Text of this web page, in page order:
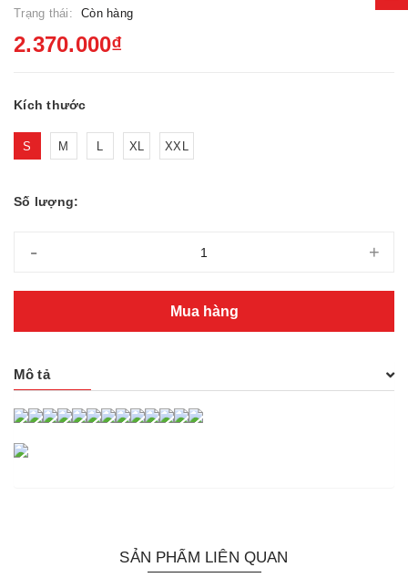
Trạng thái: Còn hàng
2.370.000₫
Kích thước
S M L XL XXL
Số lượng:
- +
Mua hàng
Mô tả
SẢN PHẨM LIÊN QUAN